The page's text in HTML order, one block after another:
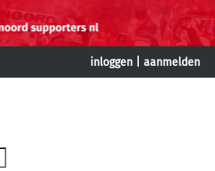
inloggen aanmelden